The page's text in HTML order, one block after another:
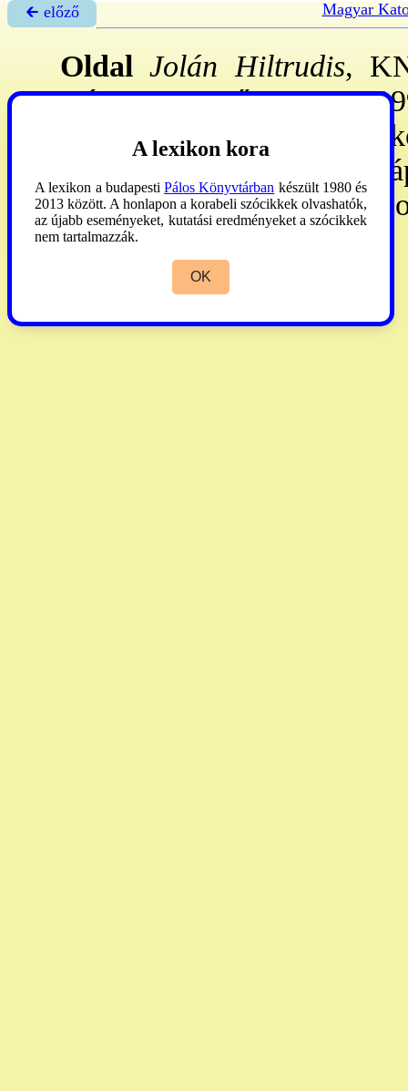
🡰 előző Magyar
OldalJolán Hiltrudis,
márc. 17.-Verőcemaros,
IV. 1: Zsámbékon lépett
tette. Nyíregyházán
őszétől Miskolcon
otthonban élt. r.k.
A lexikon kora
A lexikon a budapesti Pálos Könyvtárban készült 1980 és
2013 között. A honlapon a korabeli szócikkek olvashatók,
az újabb eseményeket, kutatási eredményeket a szócikkek
nem tartalmazzák.
OK